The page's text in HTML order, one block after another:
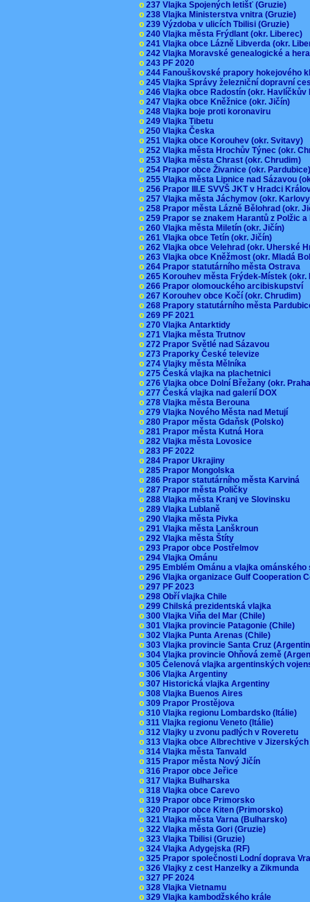
o 237 Vlajka Spojených letišť (Gruzie)
o 238 Vlajka Ministerstva vnitra (Gruzie)
o 239 Výzdoba v ulicích Tbilisi (Gruzie)
o 240 Vlajka města Frýdlant (okr. Liberec)
o 241 Vlajka obce Lázně Libverda (okr.
o 242 Vlajka Moravské genealogické a
o 243 PF 2020
o 244 Fanouškovské prapory hokejového
o 245 Vlajka Správy železniční dopravní
o 246 Vlajka obce Radostín (okr.
o 247 Vlajka obce Kněžnice (okr. Jičín)
o 248 Vlajka boje proti koronaviru
o 249 Vlajka Tibetu
o 250 Vlajka Česka
o 251 Vlajka obce Korouhev (okr. Svitavy)
o 252 Vlajka města Hrochův Týnec (okr.
o 253 Vlajka města Chrast (okr. Chrudim)
o 254 Prapor obce Živanice (okr.
o 255 Vlajka města Lipnice nad Sázavou
o 256 Prapor III.E SVVŠ JKT v Hradci
o 257 Vlajka města Jáchymov (okr.
o 258 Prapor města Lázně Bělohrad (okr.
o 259 Prapor se znakem Harantů z Polžic
o 260 Vlajka města Miletín (okr. Jičín)
o 261 Vlajka obce Tetín (okr. Jičín)
o 262 Vlajka obce Velehrad (okr. Uherské
o 263 Vlajka obce Kněžmost (okr. Mladá
o 264 Prapor statutárního města Ostrava
o 265 Korouhev města Frýdek-Místek
o 266 Prapor olomouckého arcibiskupství
o 267 Korouhev obce Kočí (okr. Chrudim)
o 268 Prapory statutárního města
o 269 PF 2021
o 270 Vlajka Antarktidy
o 271 Vlajka města Trutnov
o 272 Prapor Světlé nad Sázavou
o 273 Praporky České televize
o 274 Vlajky města Mělníka
o 275 Česká vlajka na plachetnici
o 276 Vlajka obce Dolní Břežany (okr.
o 277 Česká vlajka nad galerií DOX
o 278 Vlajka města Berouna
o 279 Vlajka Nového Města nad Metují
o 280 Prapor města Gdaňsk (Polsko)
o 281 Prapor města Kutná Hora
o 282 Vlajka města Lovosice
o 283 PF 2022
o 284 Prapor Ukrajiny
o 285 Prapor Mongolska
o 286 Prapor statutárního města Karviná
o 287 Prapor města Poličky
o 288 Vlajka města Kranj ve Slovinsku
o 289 Vlajka Lublaně
o 290 Vlajka města Pivka
o 291 Vlajka města Lanškroun
o 292 Vlajka města Štíty
o 293 Prapor obce Postřelmov
o 294 Vlajka Ománu
o 295 Emblém Ománu a vlajka
o 296 Vlajka organizace Gulf Cooperation
o 297 PF 2023
o 298 Obří vlajka Chile
o 299 Chilská prezidentská vlajka
o 300 Vlajka Viňa del Mar (Chile)
o 301 Vlajka provincie Patagonie (Chile)
o 302 Vlajka Punta Arenas (Chile)
o 303 Vlajka provincie Santa Cruz
o 304 Vlajka provincie Ohňová země
o 305 Čelenová vlajka argentinských
o 306 Vlajka Argentiny
o 307 Historická vlajka Argentiny
o 308 Vlajka Buenos Aires
o 309 Prapor Prostějova
o 310 Vlajka regionu Lombardsko (Itálie)
o 311 Vlajka regionu Veneto (Itálie)
o 312 Vlajky u zvonu padlých v Roveretu
o 313 Vlajka obce Albrechtive v
o 314 Vlajka města Tanvald
o 315 Prapor města Nový Jičín
o 316 Prapor obce Jeřice
o 317 Vlajka Bulharska
o 318 Vlajka obce Carevo
o 319 Prapor obce Primorsko
o 320 Prapor obce Kiten (Primorsko)
o 321 Vlajka města Varna (Bulharsko)
o 322 Vlajka města Gori (Gruzie)
o 323 Vlajka Tbilisi (Gruzie)
o 324 Vlajka Adygejska (RF)
o 325 Prapor společnosti Lodní doprava
o 326 Vlajky z cest Hanzelky a Zikmunda
o 327 PF 2024
o 328 Vlajka Vietnamu
o 329 Vlajka kambodžského krále